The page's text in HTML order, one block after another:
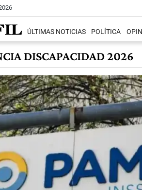
ÚLTIMAS NOTICIAS POLÍTICA
DISCAPACIDAD 2026